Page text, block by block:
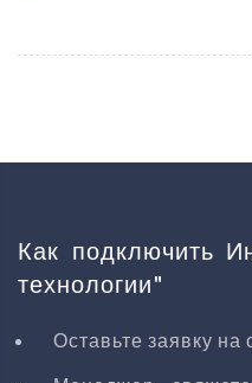
Как подключить
технологии"
Оставьте заявку на